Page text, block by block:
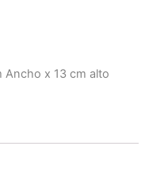
Ancho x 13 cm alto